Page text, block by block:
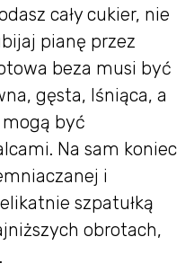
cały cukier, nie
pianę przez
beza musi być
gęsta, lśniąca, a
mogą być
Na sam koniec
i
szpatułką
obrotach,